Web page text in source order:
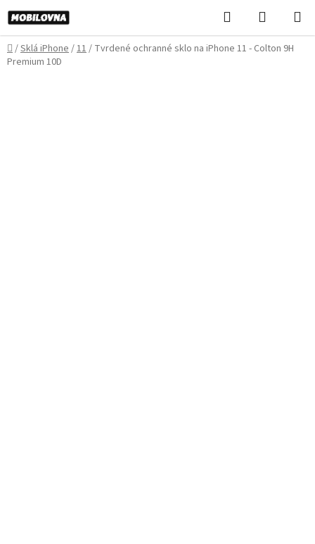
Prejsť
na
obsah
Hľadať
KOŠÍK
Domov
/Sklá iPhone/11/ Tvrdené ochranné sklo na iPhone 11 - Colton 9H
Premium 10D